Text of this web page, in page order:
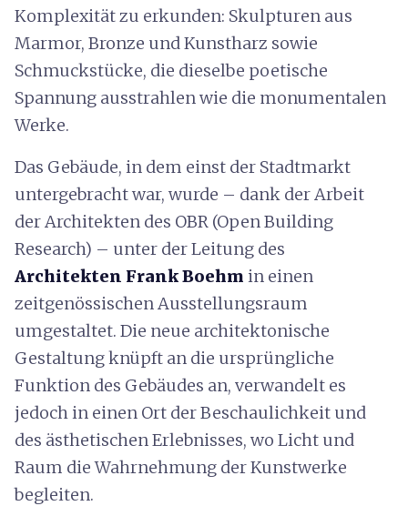
Komplexität zu erkunden: Skulpturen aus
Marmor, Bronze und Kunstharz sowie
Schmuckstücke, die dieselbe poetische
Spannung ausstrahlen wie die monumentalen
Werke.
Das Gebäude, in dem einst der Stadtmarkt
untergebracht war, wurde – dank der Arbeit
der Architekten des OBR (Open Building
Research) – unter der Leitung des
Architekten Frank Boehm in einen
zeitgenössischen Ausstellungsraum
umgestaltet. Die neue architektonische
Gestaltung knüpft an die ursprüngliche
Funktion des Gebäudes an, verwandelt es
jedoch in einen Ort der Beschaulichkeit und
des ästhetischen Erlebnisses, wo Licht und
Raum die Wahrnehmung der Kunstwerke
begleiten.